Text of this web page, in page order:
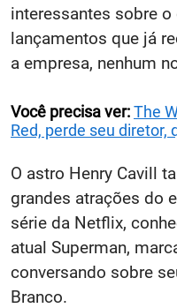
interessantes sobre
lançamentos que já
a empresa, nenhum
Você precisa ver:The
Red, perde seu diretor,
O astro Henry Cavill
grandes atrações do
série da Netflix,
atual Superman,
conversando sobre
Branco.